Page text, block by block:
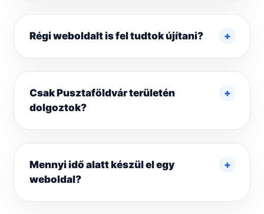
Régi weboldalt is fel tudtok újítani?
Csak Pusztaföldvár területén
dolgoztok?
Mennyi idő alatt készül el egy
weboldal?